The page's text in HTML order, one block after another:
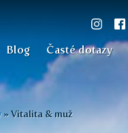
Blog Časté dotazy
»Vitalita & muž